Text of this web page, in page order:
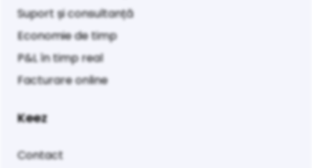
Suport și consultanță
Economie de timp
P&L în timp real
Facturare online
Keez
Contact